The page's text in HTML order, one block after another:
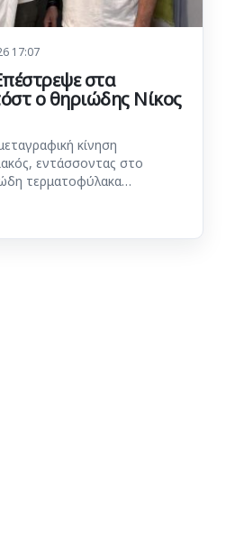
17:07
στα
ο θηριώδης Νίκος
κίνηση
εντάσσοντας στο
τερματοφύλακα…